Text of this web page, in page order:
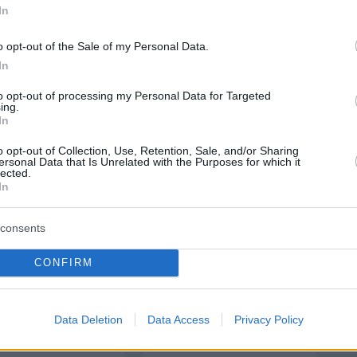
opt-out of the Sale of my Personal Data.
opt-out of processing my Personal Data for Targeted
opt-out of Collection, Use, Retention, Sale, and/or Sharing
Data that Is Unrelated with the Purposes for which it
CONFIRM
Data Deletion Data Access Privacy Policy
ΣΧΟΛΙΟΥ